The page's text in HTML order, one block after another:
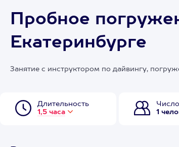
Пробное
Екатеринбурге
Занятие с инструктором по дайвингу,
Длительность
1,5 часа
1